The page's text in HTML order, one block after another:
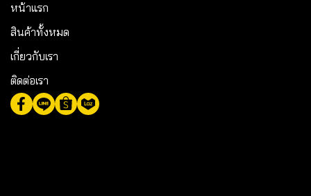
หน้าแรก
สินค้าทั้งหมด
เกี่ยวกับเรา
ติดต่อเรา